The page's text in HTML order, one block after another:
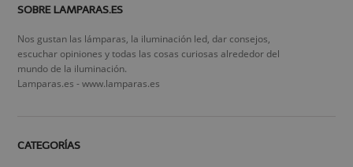
SOBRE LAMPARAS.ES
Nos gustan las lámparas, la iluminación led, dar consejos,
escuchar opiniones y todas las cosas curiosas alrededor del
mundo de la iluminación.
Lamparas.es - www.lamparas.es
CATEGORÍAS